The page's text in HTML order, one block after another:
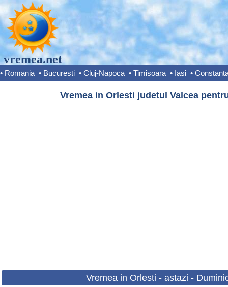
vremea.net
• Romania • Bucuresti • Cluj-Napoca • Timisoara • Iasi •
Vremea in Orlesti judetul Valcea
Vremea in Orlesti - astazi -